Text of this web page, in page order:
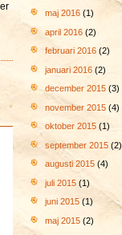
maj 2016 (1)
april 2016 (2)
februari 2016 (2)
januari 2016 (2)
december 2015 (3)
november 2015 (4)
oktober 2015 (1)
september 2015 (2)
augusti 2015 (4)
juli 2015 (1)
juni 2015 (1)
maj 2015 (2)